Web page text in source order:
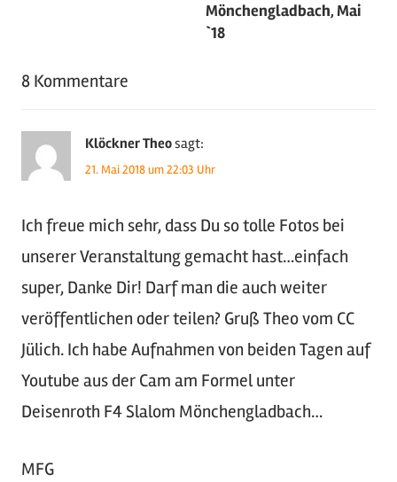
Mönchengladbach, Mai
`18
8 Kommentare
Klöckner Theosagt:
21. Mai 2018 um 22:03 Uhr
Ich freue mich sehr, dass Du so tolle Fotos bei
unserer Veranstaltung gemacht hast…einfach
super, Danke Dir! Darf man die auch weiter
veröffentlichen oder teilen? Gruß Theo vom CC
Jülich. Ich habe Aufnahmen von beiden Tagen auf
Youtube aus der Cam am Formel unter
Deisenroth F4 Slalom Mönchengladbach…
MFG